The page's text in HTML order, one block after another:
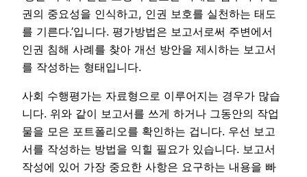
권의 중요성을 인식하고, 인권 보호를 실천하는 태도
를 기른다.’입니다. 평가방법은 보고서로써 주변에서
인권 침해 사례를 찾아 개선 방안을 제시하는 보고서
를 작성하는 형태입니다.
사회 수행평가는 자료형으로 이루어지는 경우가 많습
니다. 위와 같이 보고서를 쓰게 하거나 그동안의 작업
물을 모은 포트폴리오를 확인하는 겁니다. 우선 보고
서를 작성하는 방법을 익힐 필요가 있습니다. 보고서
작성에 있어 가장 중요한 사항은 요구하는 내용을 빠